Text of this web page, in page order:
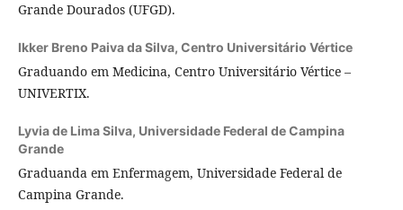
Grande Dourados (UFGD).
Ikker Breno Paiva da Silva, Centro Universitário Vértice
Graduando em Medicina, Centro Universitário Vértice –
UNIVERTIX.
Lyvia de Lima Silva, Universidade Federal de Campina
Grande
Graduanda em Enfermagem, Universidade Federal de
Campina Grande.